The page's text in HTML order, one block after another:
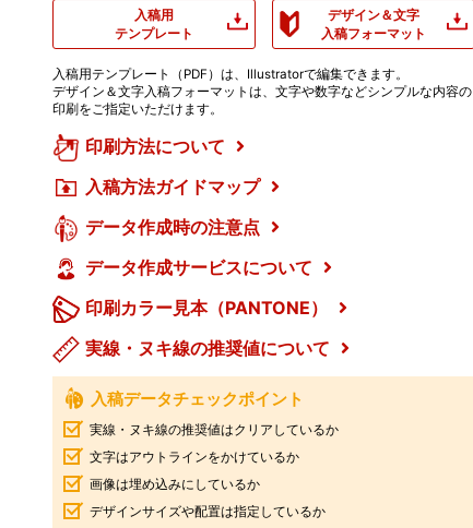
入稿用
テンプレート
デザイン＆文字
入稿フォーマット
入稿用テンプレート（PDF）は、Illustratorで編集できます。
デザイン＆文字入稿フォーマットは、文字や数字などシンプルな内容の
印刷をご指定いただけます。
印刷方法について
入稿方法ガイドマップ
データ作成時の注意点
データ作成サービスについて
印刷カラー見本（PANTONE）
実線・ヌキ線の推奨値について
入稿データチェックポイント
実線・ヌキ線の推奨値はクリアしているか
文字はアウトラインをかけているか
画像は埋め込みにしているか
デザインサイズや配置は指定しているか